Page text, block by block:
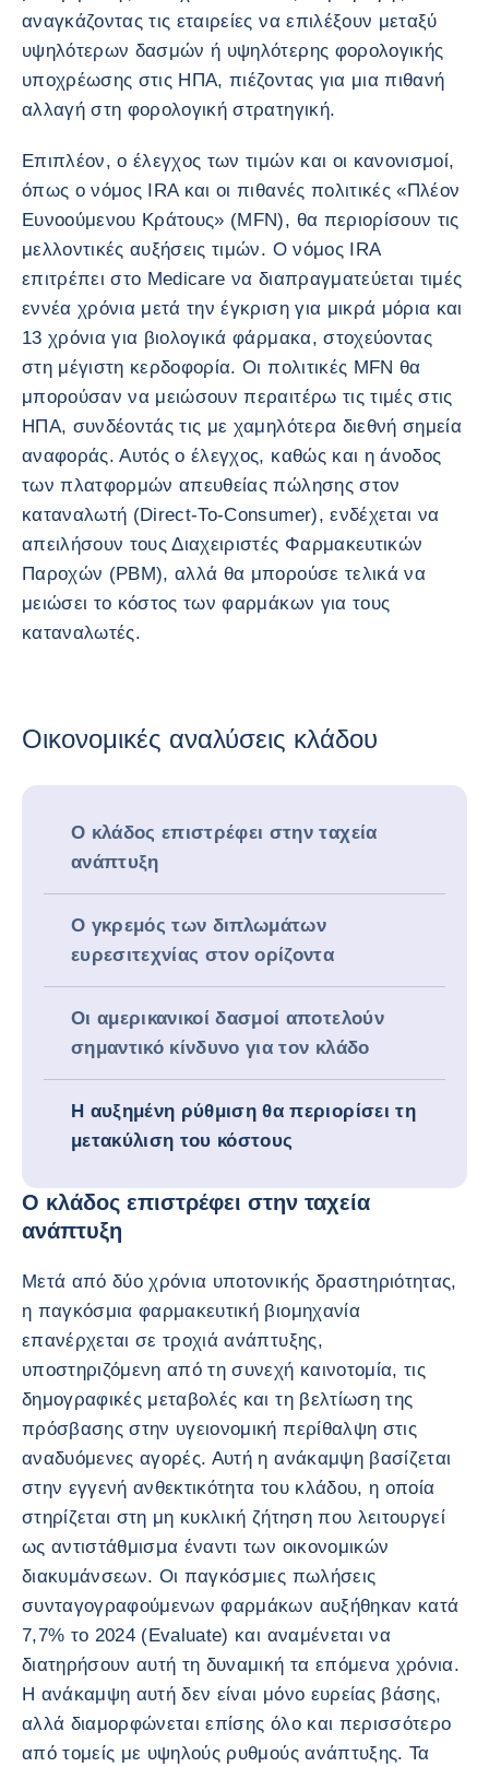
αναγκάζοντας τις εταιρείες να επιλέξουν μεταξύ
υψηλότερων δασμών ή υψηλότερης φορολογικής
υποχρέωσης στις ΗΠΑ, πιέζοντας για μια πιθανή
αλλαγή στη φορολογική στρατηγική.
Επιπλέον, ο έλεγχος των τιμών και οι κανονισμοί,
όπως ο νόμος IRA και οι πιθανές πολιτικές «Πλέον
Ευνοούμενου Κράτους» (MFN), θα περιορίσουν τις
μελλοντικές αυξήσεις τιμών. Ο νόμος IRA
επιτρέπει στο Medicare να διαπραγματεύεται τιμές
εννέα χρόνια μετά την έγκριση για μικρά μόρια και
13 χρόνια για βιολογικά φάρμακα, στοχεύοντας
στη μέγιστη κερδοφορία. Οι πολιτικές MFN θα
μπορούσαν να μειώσουν περαιτέρω τις τιμές στις
ΗΠΑ, συνδέοντάς τις με χαμηλότερα διεθνή σημεία
αναφοράς. Αυτός ο έλεγχος, καθώς και η άνοδος
των πλατφορμών απευθείας πώλησης στον
καταναλωτή (Direct-To-Consumer), ενδέχεται να
απειλήσουν τους Διαχειριστές Φαρμακευτικών
Παροχών (PBM), αλλά θα μπορούσε τελικά να
μειώσει το κόστος των φαρμάκων για τους
καταναλωτές.
Οικονομικές αναλύσεις κλάδου
Ο κλάδος επιστρέφει στην ταχεία
ανάπτυξη
Ο γκρεμός των διπλωμάτων
ευρεσιτεχνίας στον ορίζοντα
Οι αμερικανικοί δασμοί αποτελούν
σημαντικό κίνδυνο για τον κλάδο
Η αυξημένη ρύθμιση θα περιορίσει τη
μετακύλιση του κόστους
Ο κλάδος επιστρέφει στην ταχεία
ανάπτυξη
Μετά από δύο χρόνια υποτονικής δραστηριότητας,
η παγκόσμια φαρμακευτική βιομηχανία
επανέρχεται σε τροχιά ανάπτυξης,
υποστηριζόμενη από τη συνεχή καινοτομία, τις
δημογραφικές μεταβολές και τη βελτίωση της
πρόσβασης στην υγειονομική περίθαλψη στις
αναδυόμενες αγορές. Αυτή η ανάκαμψη βασίζεται
στην εγγενή ανθεκτικότητα του κλάδου, η οποία
στηρίζεται στη μη κυκλική ζήτηση που λειτουργεί
ως αντιστάθμισμα έναντι των οικονομικών
διακυμάνσεων. Οι παγκόσμιες πωλήσεις
συνταγογραφούμενων φαρμάκων αυξήθηκαν κατά
7,7% το 2024 (Evaluate) και αναμένεται να
διατηρήσουν αυτή τη δυναμική τα επόμενα χρόνια.
Η ανάκαμψη αυτή δεν είναι μόνο ευρείας βάσης,
αλλά διαμορφώνεται επίσης όλο και περισσότερο
από τομείς με υψηλούς ρυθμούς ανάπτυξης. Τα